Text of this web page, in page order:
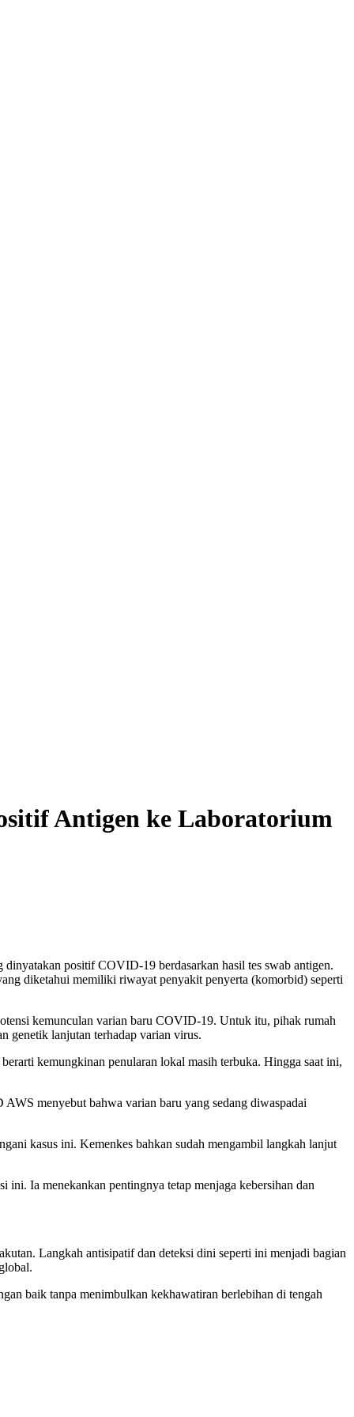
Antigen ke Laboratorium
positif COVID-19 berdasarkan hasil tes swab antigen.
diketahui memiliki riwayat penyakit penyerta (komorbid) seperti
kemunculan varian baru COVID-19. Untuk itu, pihak rumah
genetik lanjutan terhadap varian virus.
kemungkinan penularan lokal masih terbuka. Hingga saat ini,
menyebut bahwa varian baru yang sedang diwaspadai
kasus ini. Kemenkes bahkan sudah mengambil langkah lanjut
Ia menekankan pentingnya tetap menjaga kebersihan dan
Langkah antisipatif dan deteksi dini seperti ini menjadi bagian
baik tanpa menimbulkan kekhawatiran berlebihan di tengah